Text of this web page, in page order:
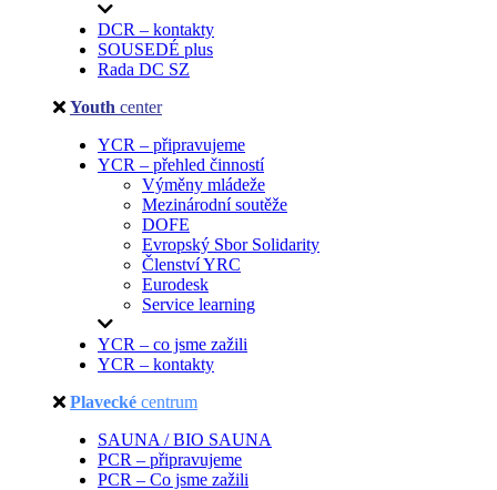
DCR – kontakty
SOUSEDÉ plus
Rada DC SZ
Youth center
YCR – připravujeme
YCR – přehled činností
Výměny mládeže
Mezinárodní soutěže
DOFE
Evropský Sbor Solidarity
Členství YRC
Eurodesk
Service learning
YCR – co jsme zažili
YCR – kontakty
Plavecké centrum
SAUNA / BIO SAUNA
PCR – připravujeme
PCR – Co jsme zažili